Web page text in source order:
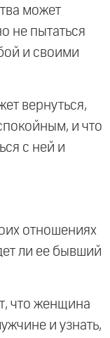
может
не пытаться
и своими
вернуться,
и что
с ней и
отношениях
ли ее бывший
что женщина
и узнать,